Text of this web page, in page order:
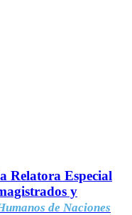
Relatora Especial
y
de Naciones